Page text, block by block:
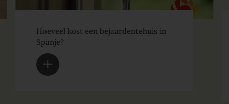
Hoeveel kost een bejaardentehuis in
Spanje?